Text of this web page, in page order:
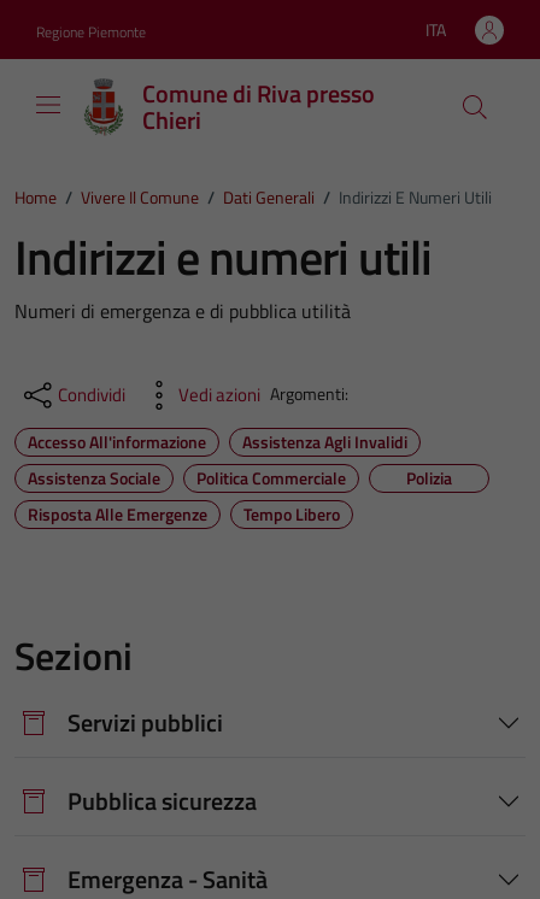
Regione Piemonte Lingua attiva:
ITA
Comune di Riva presso
Chieri
Home / Vivere Il Comune / Dati Generali / Indirizzi E Numeri Utili
Indirizzi e numeri utili
Numeri di emergenza e di pubblica utilità
Condividi Vedi azioni Argomenti:
Accesso All'informazione
Assistenza Agli Invalidi
Assistenza Sociale
Politica Commerciale
Polizia
Risposta Alle Emergenze
Tempo Libero
Sezioni
Servizi pubblici
Pubblica sicurezza
Emergenza - Sanità